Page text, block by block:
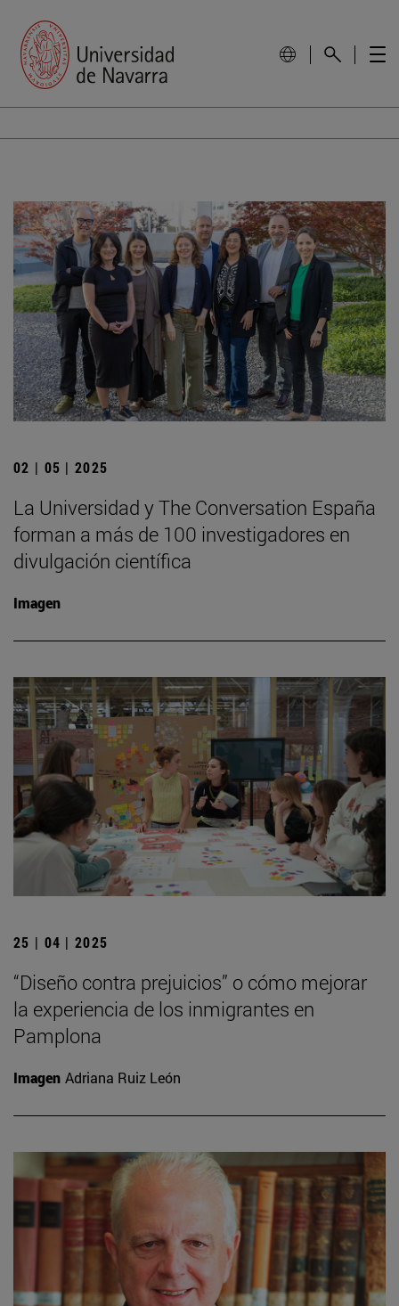
02 | 05 | 2025
La Universidad y The Conversation España
forman a más de 100 investigadores en
divulgación científica
Imagen
25 | 04 | 2025
“Diseño contra prejuicios” o cómo mejorar
la experiencia de los inmigrantes en
Pamplona
Imagen Adriana Ruiz León